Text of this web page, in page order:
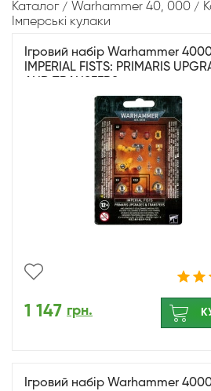
Каталог Warhammer 40, 000
Імперські кулаки
Ігровий набір Warhammer
IMPERIAL FISTS: PRIMARIS
1 147 грн.
Ігровий набір Warhammer